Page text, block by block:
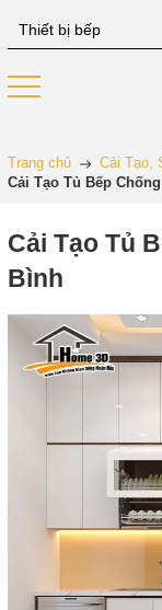
Trang chủ
Cải Tạo,
Cải Tạo Tủ Bếp
Cải Tạo Tủ
Bình